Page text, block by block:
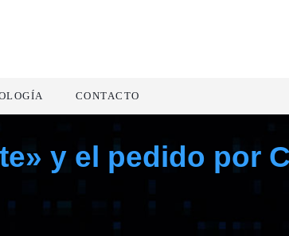
CONTACTO
y el pedido por